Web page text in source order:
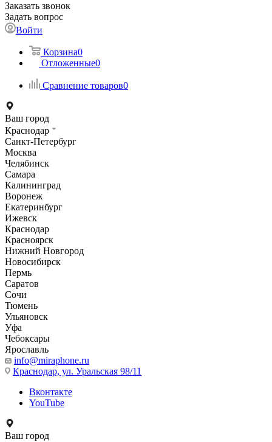
Заказать звонок
Задать вопрос
Войти
Корзина0
Отложенные0
Сравнение товаров0
Ваш город
Краснодар
Санкт-Петербург
Москва
Челябинск
Самара
Калининград
Воронеж
Екатеринбург
Ижевск
Краснодар
Красноярск
Нижний Новгород
Новосибирск
Пермь
Саратов
Сочи
Тюмень
Ульяновск
Уфа
Чебоксары
Ярославль
info@miraphone.ru
Краснодар, ул. Уральская 98/11
Вконтакте
YouTube
Ваш город